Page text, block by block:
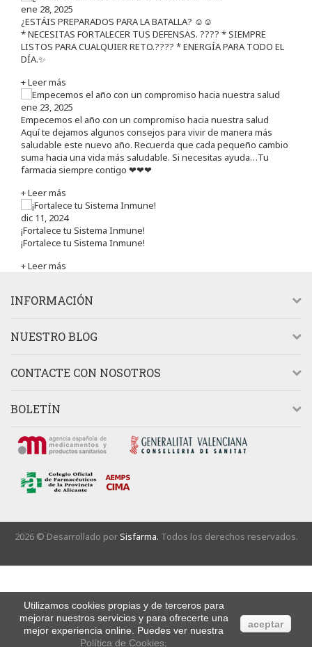
ene 28, 2025
¿ESTÁIS PREPARADOS PARA LA BATALLA? ☺️☺️
* NECESITAS FORTALECER TUS DEFENSAS. ????️ * SIEMPRE
LISTOS PARA CUALQUIER RETO.???? * ENERGÍA PARA TODO EL
DÍA.✨
+ Leer más
ene 23, 2025
Empecemos el año con un compromiso hacia nuestra salud
Aquí te dejamos algunos consejos para vivir de manera más
saludable este nuevo año. Recuerda que cada pequeño cambio
suma hacia una vida más saludable. Si necesitas ayuda…Tu
farmacia siempre contigo ❤❤❤
+ Leer más
dic 11, 2024
¡Fortalece tu Sistema Inmune!
¡Fortalece tu Sistema Inmune!
+ Leer más
INFORMACIÓN
NUESTRO BLOG
CONTACTE CON NOSOTROS
BOLETÍN
Utilizamos cookies propias y de terceros para
mejorar nuestros servicios y para ofrecerte una
mejor experiencia online. Puedes ver nuestra
Política de Cookies
aceptar
2026 © Desarrollado porSisfarma. Todos los derechos reservados.